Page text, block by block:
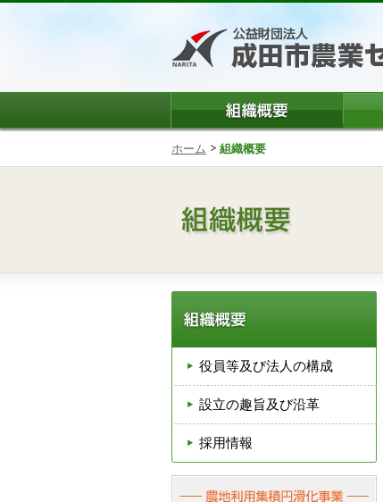
ホーム 組織概要
役員等及び法人の構成
設立の趣旨及び沿革
採用情報